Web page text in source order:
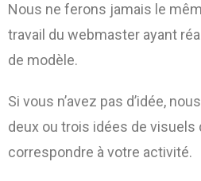
Nous ne ferons jamais le
travail du webmaster ayant
de modèle.
Si vous n’avez pas d’idée,
deux ou trois idées de visuels
correspondre à votre activité.